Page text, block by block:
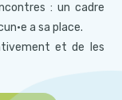
: un cadre
a sa place.
et de les